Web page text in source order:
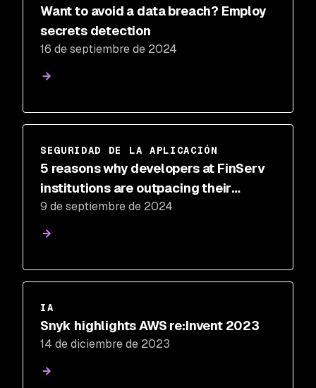
Want to avoid a data breach? Employ
secrets detection
16 de septiembre de 2024
SEGURIDAD DE LA APLICACIÓN
5 reasons why developers at FinServ
institutions are outpacing their
security teammates
9 de septiembre de 2024
IA
Snyk highlights AWS re:Invent 2023
14 de diciembre de 2023